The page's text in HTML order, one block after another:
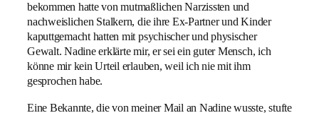
bekommen hatte von mutmaßlichen Narzissten und
nachweislichen Stalkern, die ihre Ex-Partner und Kinder
kaputtgemacht hatten mit psychischer und physischer
Gewalt. Nadine erklärte mir, er sei ein guter Mensch, ich
könne mir kein Urteil erlauben, weil ich nie mit ihm
gesprochen habe.
Eine Bekannte, die von meiner Mail an Nadine wusste, stufte